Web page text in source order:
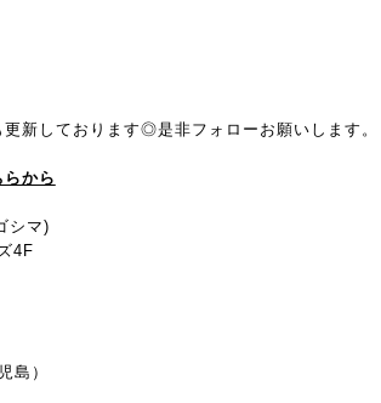
新しております◎是非フォローお願いします。
から
シマ)
4F
島）